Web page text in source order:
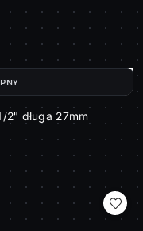
długa 27mm